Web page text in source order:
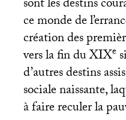
sont les destins
ce monde de
création des
vers la fin duXIXe
d’autres destins
sociale naissante,
à faire reculer la